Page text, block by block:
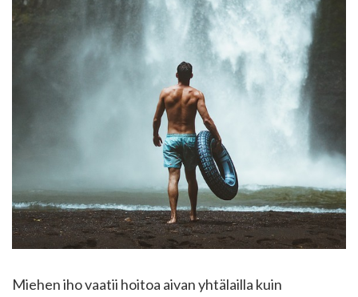
Miehen iho vaatii hoitoa aivan yhtälailla kuin